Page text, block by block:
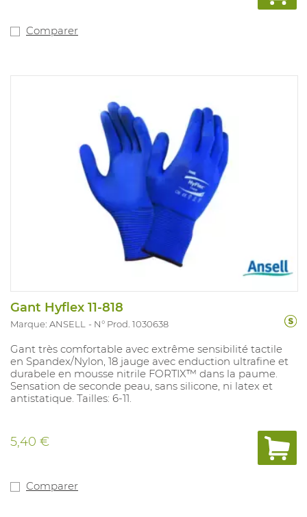
Comparer
Gant Hyflex 11-818
Marque: ANSELL N° Prod. 1030638
Gant très comfortable avec extrême sensibilité tactile
en Spandex/Nylon, 18 jauge avec enduction ultrafine et
durabele en mousse nitrile FORTIX™ dans la paume.
Sensation de seconde peau, sans silicone, ni latex et
antistatique. Tailles: 6-11.
5,40 €
Comparer